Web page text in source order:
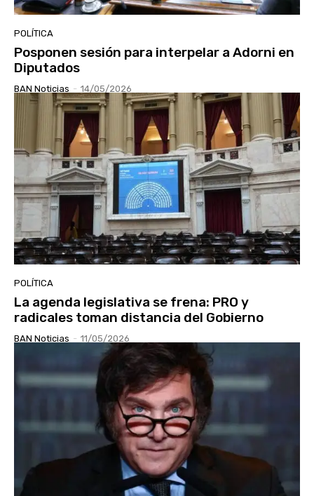
POLÍTICA
Posponen sesión para interpelar a Adorni en
Diputados
BAN Noticias - 14/05/2026
POLÍTICA
La agenda legislativa se frena: PRO y
radicales toman distancia del Gobierno
BAN Noticias - 11/05/2026